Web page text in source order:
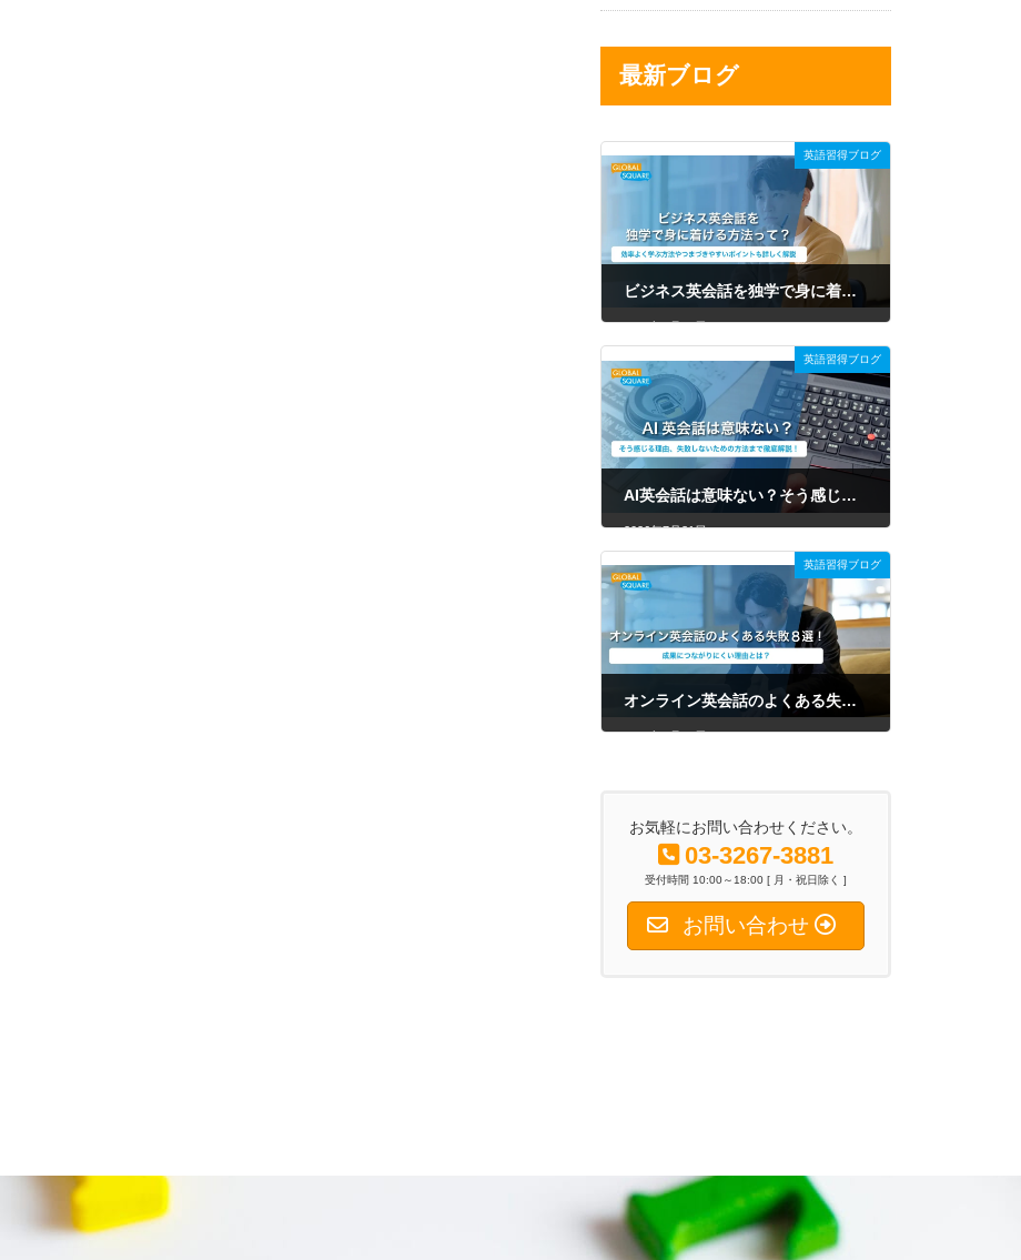
最新ブログ
英語習得ブログ
ビジネス英会話を独学で身に着ける方法って？効率よく学ぶ方法やつまづきやすいポイントも詳しく解説
2026年7月31日
英語習得ブログ
AI英会話は意味ない？そう感じる理由、失敗しないための方法まで徹底解説！
2026年7月31日
英語習得ブログ
オンライン英会話のよくある失敗8選！原因や後悔しない選び方を徹底解説
2026年6月26日
お気軽にお問い合わせください。
03-3267-3881
受付時間 10:00～18:00 [ 月・祝日除く ]
お問い合わせ